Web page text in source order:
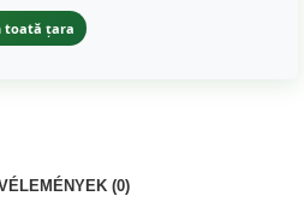
toată țara
(0)